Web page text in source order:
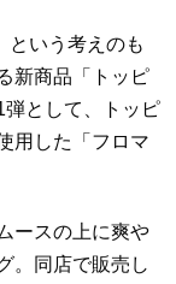
という考えのも
新商品「トッピ
として、トッピ
用した「フロマ
ースの上に爽や
。同店で販売し